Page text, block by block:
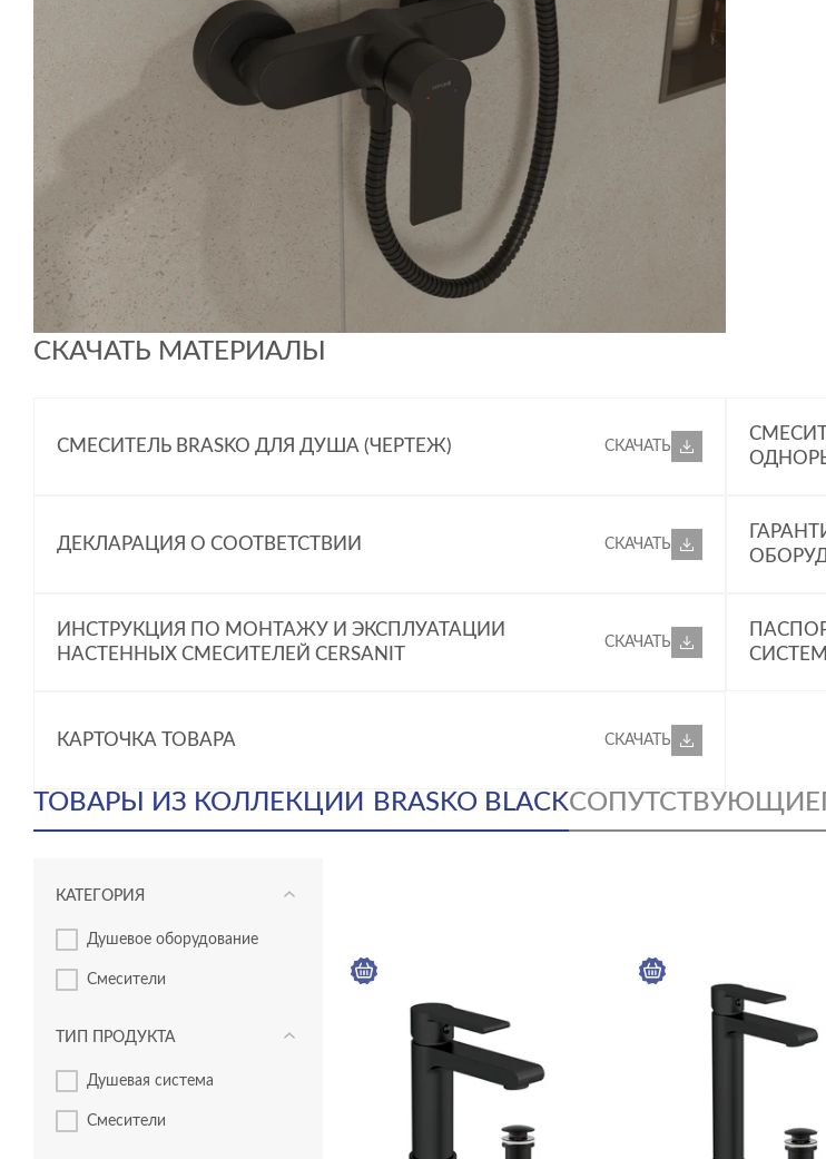
СКАЧАТЬ МАТЕРИАЛЫ
СМЕСИТЕЛЬ BRASKO ДЛЯ ДУША (ЧЕРТЕЖ) СКАЧАТЬ
ДЕКЛАРАЦИЯ О СООТВЕТСТВИИ СКАЧАТЬ
ИНСТРУКЦИЯ ПО МОНТАЖУ И ЭКСПЛУАТАЦИИ
НАСТЕННЫХ СМЕСИТЕЛЕЙ CERSANIT
СКАЧАТЬ
КАРТОЧКА ТОВАРА СКАЧАТЬ
ТОВАРЫ ИЗ КОЛЛЕКЦИИ BRASKO BLACKСОПУТСТВУЮЩИЕ
КАТЕГОРИЯ
душевое оборудование
смесители
ТИП ПРОДУКТА
душевая система
смесители